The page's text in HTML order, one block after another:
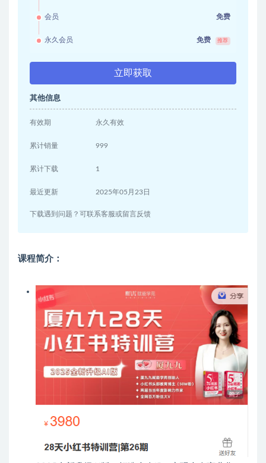
会员 免费
永久会员 免费 推荐
立即获取
其他信息
有效期 永久有效
累计销量 999
累计下载 1
最近更新 2025年05月23日
下载遇到问题？可联系客服或留言反馈
课程简介：